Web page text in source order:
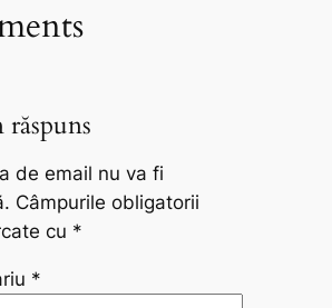
răspuns
de email nu va fi
Câmpurile obligatorii
cu *
*